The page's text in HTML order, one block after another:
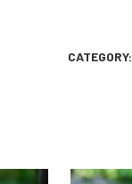
CATEGORY: